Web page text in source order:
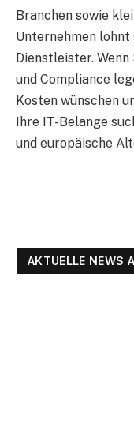
Branchen sowie
Unternehmen
Dienstleister.
und Compliance
Kosten wünschen
Ihre IT-Belange
und europäische
AKTUELLE NEWS